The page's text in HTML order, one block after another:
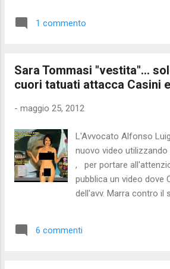
denunciato la
Bologna, è stato
imprese edili rilevate dal
dell’estorsione da parte
Masciari avrebbe
6% ai politici locali
alle assunzioni pilotate,
politici in cambio di
ribellarsi ai ricatti. La
1 commento
Sara Tommasi "vestita"...
cuori tatuati attacca Casini
- maggio 25, 2012
L'Avvocato Alfonso
nuovo video
, per portare
pubblica un video dove
dell'avv. Marra contro il
sono collusi con le
6 commenti